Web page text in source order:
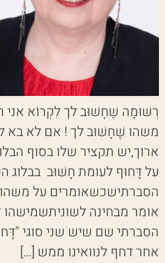
רְשׁוּמָה שֶׁחָשׁוּב לך לִקְרוֹא אני
משהו שֶׁחָשׁוּב לך ! אם לא בא
ארוך,יש תקציר שלו בסוף
על דָּחוּף לעומת חָשׁוּב בבלוג
הסברתישכשאומרים על
אומר מבחינה לשוניתשמישהו
הסברתי שם שיש שני סוגי
אחר דחף לנוואינו ממש […]